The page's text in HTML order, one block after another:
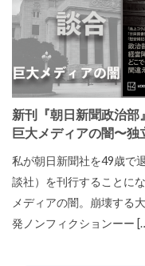
新刊『朝日新聞政治部
巨大メディアの闇〜
私が朝日新聞社を49歳で
談社）を刊行することに
メディアの闇。崩壊する
発ノンフィクションーー